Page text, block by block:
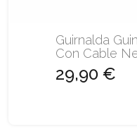
Guirnalda
Con Cable
29,90 €